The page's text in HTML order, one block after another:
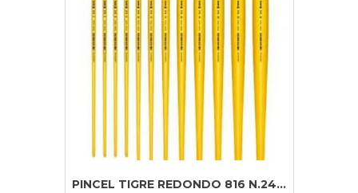
PINCEL TIGRE REDONDO 816 N.24...